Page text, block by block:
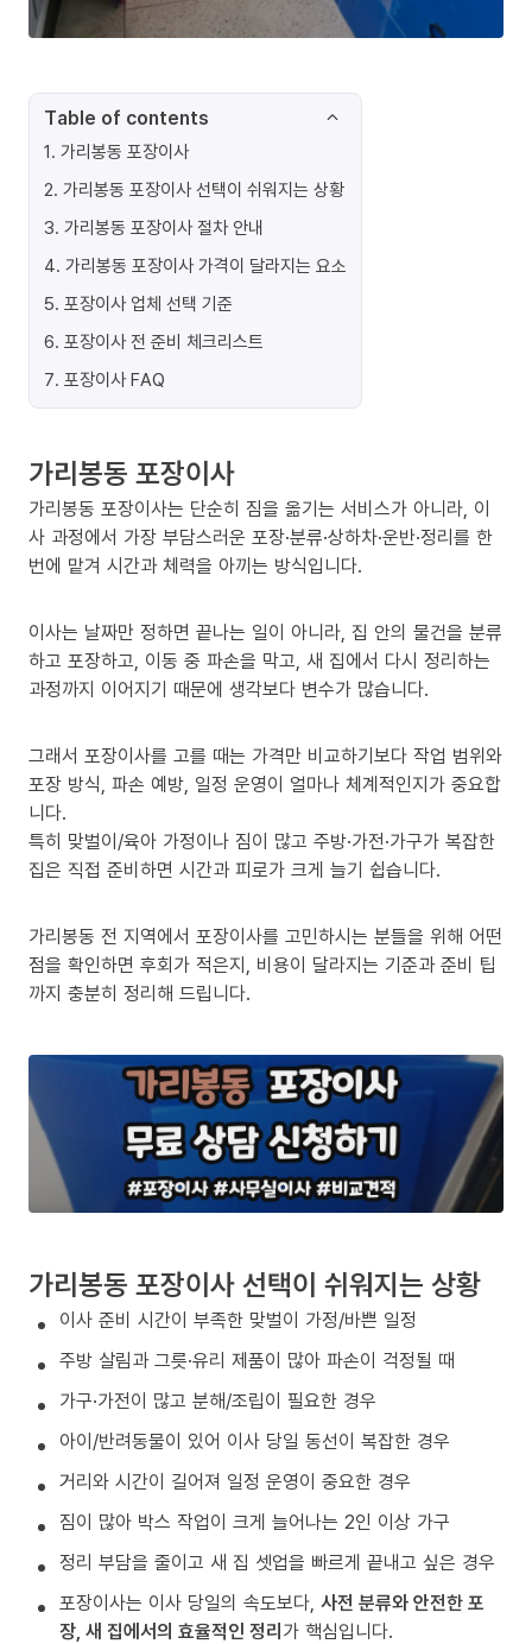
Table of contents
1. 가리봉동 포장이사
2. 가리봉동 포장이사 선택이 쉬워지는 상황
3. 가리봉동 포장이사 절차 안내
4. 가리봉동 포장이사 가격이 달라지는 요소
5. 포장이사 업체 선택 기준
6. 포장이사 전 준비 체크리스트
7. 포장이사 FAQ
가리봉동 포장이사
가리봉동 포장이사는 단순히 짐을 옮기는 서비스가 아니라, 이
사 과정에서 가장 부담스러운 포장·분류·상하차·운반·정리를 한
번에 맡겨 시간과 체력을 아끼는 방식입니다.
이사는 날짜만 정하면 끝나는 일이 아니라, 집 안의 물건을 분류
하고 포장하고, 이동 중 파손을 막고, 새 집에서 다시 정리하는
과정까지 이어지기 때문에 생각보다 변수가 많습니다.
그래서 포장이사를 고를 때는 가격만 비교하기보다 작업 범위와
포장 방식, 파손 예방, 일정 운영이 얼마나 체계적인지가 중요합
니다.
특히 맞벌이/육아 가정이나 짐이 많고 주방·가전·가구가 복잡한
집은 직접 준비하면 시간과 피로가 크게 늘기 쉽습니다.
가리봉동 전 지역에서 포장이사를 고민하시는 분들을 위해 어떤
점을 확인하면 후회가 적은지, 비용이 달라지는 기준과 준비 팁
까지 충분히 정리해 드립니다.
가리봉동 포장이사 선택이 쉬워지는 상황
이사 준비 시간이 부족한 맞벌이 가정/바쁜 일정
주방 살림과 그릇·유리 제품이 많아 파손이 걱정될 때
가구·가전이 많고 분해/조립이 필요한 경우
아이/반려동물이 있어 이사 당일 동선이 복잡한 경우
거리와 시간이 길어져 일정 운영이 중요한 경우
짐이 많아 박스 작업이 크게 늘어나는 2인 이상 가구
정리 부담을 줄이고 새 집 셋업을 빠르게 끝내고 싶은 경우
포장이사는 이사 당일의 속도보다, 사전 분류와 안전한 포
장, 새 집에서의 효율적인 정리가 핵심입니다.